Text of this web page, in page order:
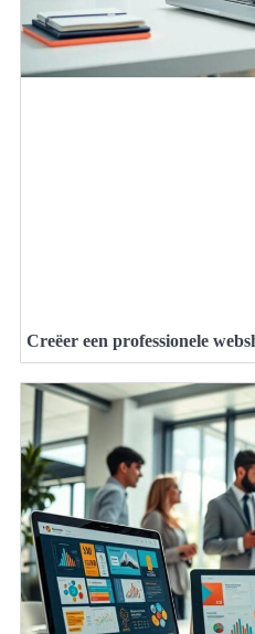
Creëer een professionele